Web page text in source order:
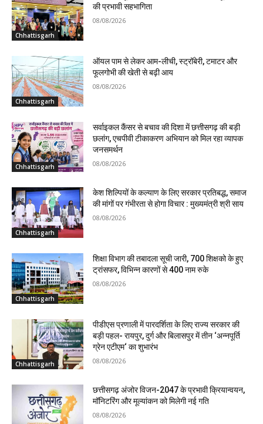
Chhattisgarh
की प्रभावी सहभागिता
08/08/2026
Chhattisgarh
ऑयल पाम से लेकर आम-लीची, स्ट्रॉबेरी, टमाटर और
फूलगोभी की खेती से बढ़ी आय
08/08/2026
Chhattisgarh
सर्वाइकल कैंसर से बचाव की दिशा में छत्तीसगढ़ की बड़ी
छलांग, एचपीवी टीकाकरण अभियान को मिल रहा व्यापक
जनसमर्थन
08/08/2026
Chhattisgarh
केश शिल्पियों के कल्याण के लिए सरकार प्रतिबद्ध, समाज
की मांगों पर गंभीरता से होगा विचार : मुख्यमंत्री श्री साय
08/08/2026
Chhattisgarh
शिक्षा विभाग की तबादला सूची जारी, 700 शिक्षको के हुए
ट्रांसफर, विभिन्न कारणों से 400 नाम रुके
08/08/2026
Chhattisgarh
पीडीएस प्रणाली में पारदर्शिता के लिए राज्य सरकार की
बड़ी पहल- रायपुर, दुर्ग और बिलासपुर में तीन ‘अन्नपूर्ति
ग्रेन एटीएम‘ का शुभारंभ
08/08/2026
छत्तीसगढ़ अंजोर विजन-2047 के प्रभावी क्रियान्वयन,
मॉनिटरिंग और मूल्यांकन को मिलेगी नई गति
08/08/2026